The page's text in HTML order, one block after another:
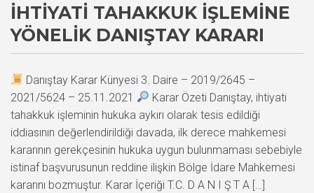
İHTIYATI TAHAKKUK İŞLEMINE
YÖNELIK DANIŞTAY KARARI
Danıştay Karar Künyesi 3. Daire – 2019/2645 –
2021/5624 – 25.11.2021
Karar Özeti Danıştay, ihtiyati
tahakkuk işleminin hukuka aykırı olarak tesis edildiği
iddiasının değerlendirildiği davada, ilk derece mahkemesi
kararının gerekçesinin hukuka uygun bulunmaması sebebiyle
istinaf başvurusunun reddine ilişkin Bölge İdare Mahkemesi
kararını bozmuştur. Karar İçeriği T.C. D A N I Ş T A […]